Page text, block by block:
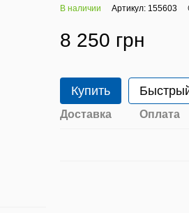
В наличии Артикул: 155603
8 250 грн
Купить
Доставка Оплата